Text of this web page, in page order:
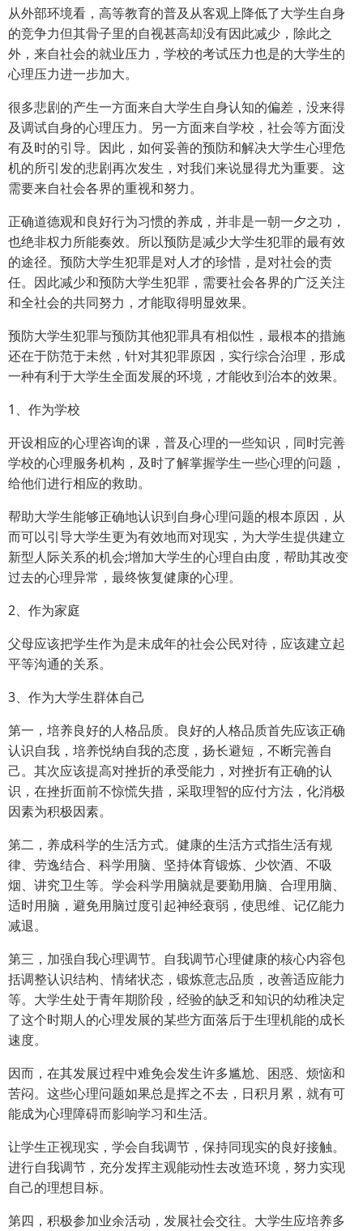
从外部环境看，高等教育的普及从客观上降低了大学生自身
的竞争力但其骨子里的自视甚高却没有因此减少，除此之
外，来自社会的就业压力，学校的考试压力也是的大学生的
心理压力进一步加大。
很多悲剧的产生一方面来自大学生自身认知的偏差，没来得
及调试自身的心理压力。另一方面来自学校，社会等方面没
有及时的引导。因此，如何妥善的预防和解决大学生心理危
机的所引发的悲剧再次发生，对我们来说显得尤为重要。这
需要来自社会各界的重视和努力。
正确道德观和良好行为习惯的养成，并非是一朝一夕之功，
也绝非权力所能奏效。所以预防是减少大学生犯罪的最有效
的途径。预防大学生犯罪是对人才的珍惜，是对社会的责
任。因此减少和预防大学生犯罪，需要社会各界的广泛关注
和全社会的共同努力，才能取得明显效果。
预防大学生犯罪与预防其他犯罪具有相似性，最根本的措施
还在于防范于未然，针对其犯罪原因，实行综合治理，形成
一种有利于大学生全面发展的环境，才能收到治本的效果。
1、作为学校
开设相应的心理咨询的课，普及心理的一些知识，同时完善
学校的心理服务机构，及时了解掌握学生一些心理的问题，
给他们进行相应的救助。
帮助大学生能够正确地认识到自身心理问题的根本原因，从
而可以引导大学生更为有效地而对现实，为大学生提供建立
新型人际关系的机会;增加大学生的心理自由度，帮助其改变
过去的心理异常，最终恢复健康的心理。
2、作为家庭
父母应该把学生作为是未成年的社会公民对待，应该建立起
平等沟通的关系。
3、作为大学生群体自己
第一，培养良好的人格品质。良好的人格品质首先应该正确
认识自我，培养悦纳自我的态度，扬长避短，不断完善自
己。其次应该提高对挫折的承受能力，对挫折有正确的认
识，在挫折面前不惊慌失措，采取理智的应付方法，化消极
因素为积极因素。
第二，养成科学的生活方式。健康的生活方式指生活有规
律、劳逸结合、科学用脑、坚持体育锻炼、少饮酒、不吸
烟、讲究卫生等。学会科学用脑就是要勤用脑、合理用脑、
适时用脑，避免用脑过度引起神经衰弱，使思维、记亿能力
减退。
第三，加强自我心理调节。自我调节心理健康的核心内容包
括调整认识结构、情绪状态，锻炼意志品质，改善适应能力
等。大学生处于青年期阶段，经验的缺乏和知识的幼稚决定
了这个时期人的心理发展的某些方面落后于生理机能的成长
速度。
因而，在其发展过程中难免会发生许多尴尬、困惑、烦恼和
苦闷。这些心理问题如果总是挥之不去，日积月累，就有可
能成为心理障碍而影响学习和生活。
让学生正视现实，学会自我调节，保持同现实的良好接触。
进行自我调节，充分发挥主观能动性去改造环境，努力实现
自己的理想目标。
第四，积极参加业余活动，发展社会交往。大学生应培养多